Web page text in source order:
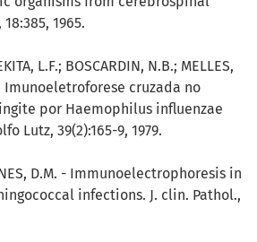
1965.
L.F.; BOSCARDIN, N.B.; MELLES,
Imunoeletroforese cruzada no
por Haemophilus influenzae
Lutz, 39(2):165-9, 1979.
D.M. - Immunoelectrophoresis in
infections. J. clin. Pathol.,